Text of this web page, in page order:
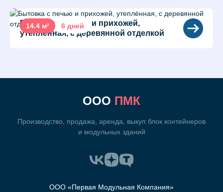
14.4 м² 6 дней
Бытовка с печью и прихожей,
утеплённая, с деревянной отделкой
ООО ПМК
Производство, продажа, аренда, выкуп блок контейнеров
и модульных зданий
ООО «Первая Модульная Компания»